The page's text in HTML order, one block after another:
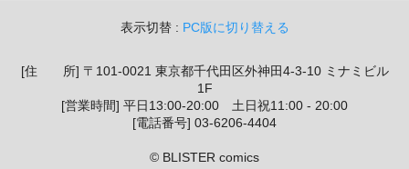
表示切替 : PC版に切り替える
[住 所] 〒101-0021 東京都千代田区外神田4-3-10 ミナミビル
1F
[営業時間] 平日13:00-20:00 土日祝11:00 - 20:00
[電話番号] 03-6206-4404
© BLISTER comics